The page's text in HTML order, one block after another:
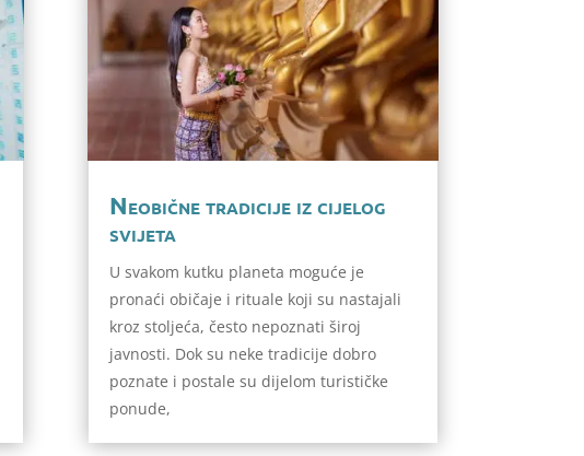
Neobične tradicije iz cijelog
svijeta
U svakom kutku planeta moguće je
pronaći običaje i rituale koji su nastajali
kroz stoljeća, često nepoznati široj
javnosti. Dok su neke tradicije dobro
poznate i postale su dijelom turističke
ponude,